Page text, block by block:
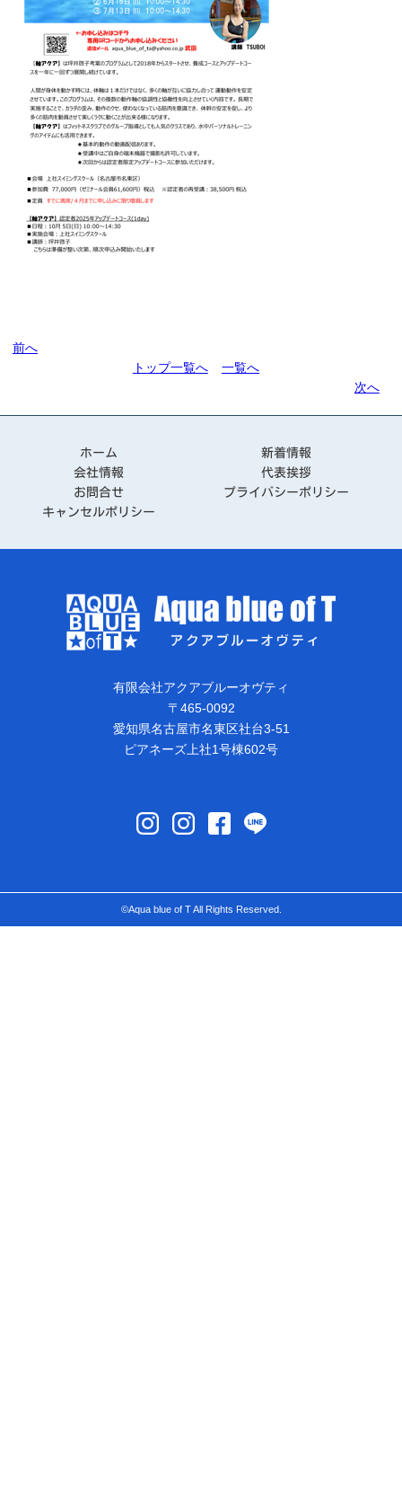
前へ
トップ一覧へ
一覧へ
次へ
ホーム
新着情報
会社情報
代表挨拶
お問合せ
プライバシーポリシー
キャンセルポリシー
有限会社アクアブルーオヴティ
〒465-0092
愛知県名古屋市名東区社台3-51
ピアネーズ上社1号棟602号
©Aqua blue of T All Rights Reserved.